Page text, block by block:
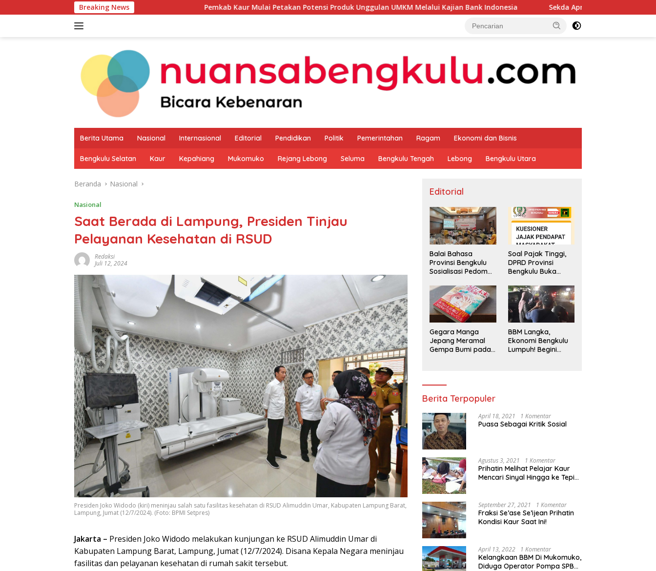
ke
Breaking News Pemkab Kaur Mulai Petakan Potensi Produk Unggulan UMKM Melalui Kajian Bank Indonesia Sekda Apresiasi Inspektorat Provinsi Bengkulu
Berita Utama Nasional Internasional Editorial Pendidikan Politik Pemerintahan Ragam Ekonomi dan Bisnis
Bengkulu Selatan Kaur Kepahiang Mukomuko Rejang Lebong Seluma Bengkulu Tengah Lebong Bengkulu Utara
Beranda Nasional
Nasional
Saat Berada di Lampung, Presiden Tinjau
Pelayanan Kesehatan di RSUD
Redaksi
Juli 12, 2024
Presiden Joko Widodo (kiri) meninjau salah satu fasilitas kesehatan di RSUD Alimuddin Umar, Kabupaten Lampung Barat,
Lampung, Jumat (12/7/2024). (Foto: BPMI Setpres)
Jakarta – Presiden Joko Widodo melakukan kunjungan ke RSUD Alimuddin Umar di
Kabupaten Lampung Barat, Lampung, Jumat (12/7/2024). Disana Kepala Negara meninjau
fasilitas dan pelayanan kesehatan di rumah sakit tersebut.
Editorial
Balai Bahasa
Provinsi Bengkulu
Sosialisasi Pedoman
Penggunaan
Bahasa Indonesia
Soal Pajak Tinggi,
DPRD Provinsi
Bengkulu Buka
Pengaduan
Masyarakat
Gegara Manga
Jepang Meramal
Gempa Bumi pada
BBM Langka,
Ekonomi Bengkulu
Lumpuh! Begini
Berita Terpopuler
April 18, 2021 1 Komentar
Puasa Sebagai Kritik Sosial
Agustus 3, 2021 1 Komentar
Prihatin Melihat Pelajar Kaur
Mencari Sinyal Hingga ke Tepi
Segera Bertindak
September 27, 2021 1 Komentar
Fraksi Se’ase Se’ijean Prihatin
Kondisi Kaur Saat Ini!
April 13, 2022 1 Komentar
Kelangkaan BBM Di Mukomuko,
Diduga Operator Pompa SPBU